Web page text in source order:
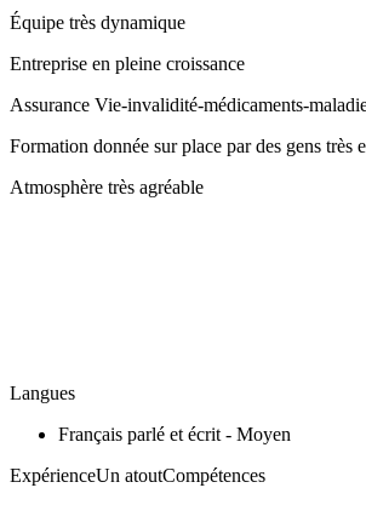
Équipe très dynamique
Entreprise en pleine croissance
Assurance Vie-invalidité-médicaments-
Formation donnée sur place par des gens très
Atmosphère très agréable
Langues
Français parlé et écrit - Moyen
ExpérienceUn atoutCompétences